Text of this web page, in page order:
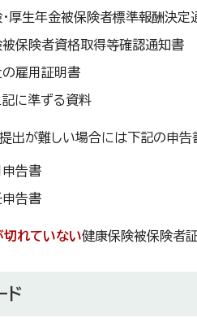
厚生年金被保険者標準報酬決定
保険者資格取得等確認通知書
雇用証明書
に準ずる資料
出が難しい場合には下記の申告
告書
告書
切れていない健康保険被保険者
ド